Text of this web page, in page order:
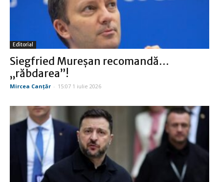
Editorial
Siegfried Mureşan recomandă…
„răbdarea”!
Mircea Canţăr - 15:07 1 iulie 2026